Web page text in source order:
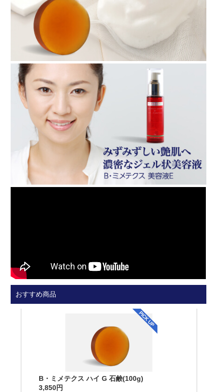
おすすめ商品
B・ミメテクス ハイ G 石鹸(100g)
3,850円